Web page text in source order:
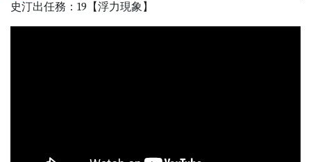
史汀出任務：19【浮力現象】